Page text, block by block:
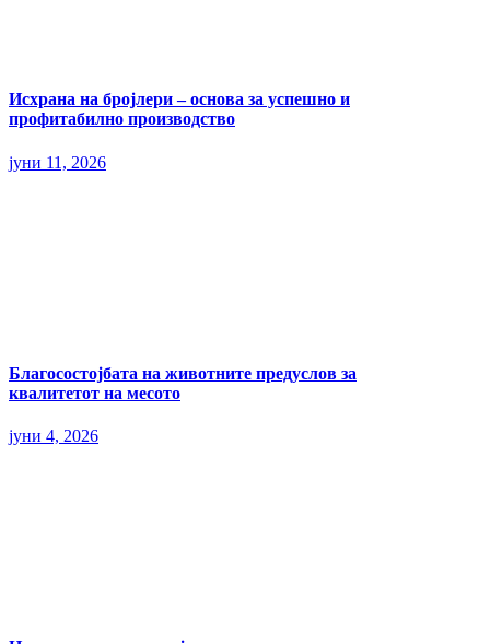
Исхрана на бројлери – основа за успешно и
профитабилно производство
јуни 11, 2026
Благосостојбата на животните предуслов за
квалитетот на месото
јуни 4, 2026